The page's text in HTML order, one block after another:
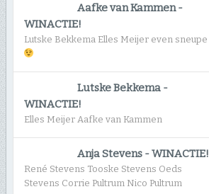
Aafke van Kammen-
WINACTIE!
Lutske Bekkema Elles Meijer even sneupe
Lutske Bekkema -
WINACTIE!
Elles Meijer Aafke van Kammen
Anja Stevens -WINACTIE!
René Stevens Tooske Stevens Oeds
Stevens Corrie Pultrum Nico Pultrum